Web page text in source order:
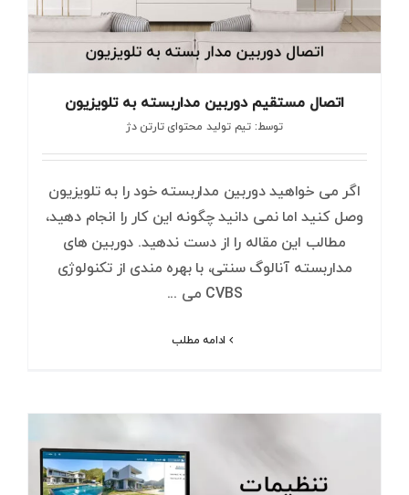
اتصال مستقیم دوربین مداربسته به تلویزیون
توسط: تیم تولید محتوای تارتن دژ
اگر می خواهید دوربین مداربسته خود را به تلویزیون
وصل کنید اما نمی دانید چگونه این کار را انجام دهید،
مطالب این مقاله را از دست ندهید. دوربین های
مداربسته آنالوگ سنتی، با بهره مندی از تکنولوژی
CVBS می ...
ادامه مطلب